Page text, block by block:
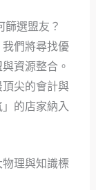
篩選盟友？
們將尋找優
資源整合。
尖的會計與
的店家納入
理與知識標